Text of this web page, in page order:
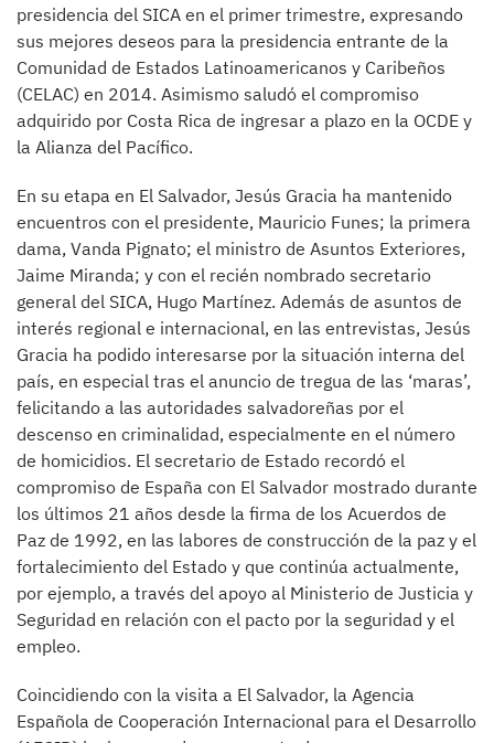
presidencia del SICA en el primer trimestre, expresando
sus mejores deseos para la presidencia entrante de la
Comunidad de Estados Latinoamericanos y Caribeños
(CELAC) en 2014. Asimismo saludó el compromiso
adquirido por Costa Rica de ingresar a plazo en la OCDE y
la Alianza del Pacífico.
En su etapa en El Salvador, Jesús Gracia ha mantenido
encuentros con el presidente, Mauricio Funes; la primera
dama, Vanda Pignato; el ministro de Asuntos Exteriores,
Jaime Miranda; y con el recién nombrado secretario
general del SICA, Hugo Martínez. Además de asuntos de
interés regional e internacional, en las entrevistas, Jesús
Gracia ha podido interesarse por la situación interna del
país, en especial tras el anuncio de tregua de las ‘maras’,
felicitando a las autoridades salvadoreñas por el
descenso en criminalidad, especialmente en el número
de homicidios. El secretario de Estado recordó el
compromiso de España con El Salvador mostrado durante
los últimos 21 años desde la firma de los Acuerdos de
Paz de 1992, en las labores de construcción de la paz y el
fortalecimiento del Estado y que continúa actualmente,
por ejemplo, a través del apoyo al Ministerio de Justicia y
Seguridad en relación con el pacto por la seguridad y el
empleo.
Coincidiendo con la visita a El Salvador, la Agencia
Española de Cooperación Internacional para el Desarrollo